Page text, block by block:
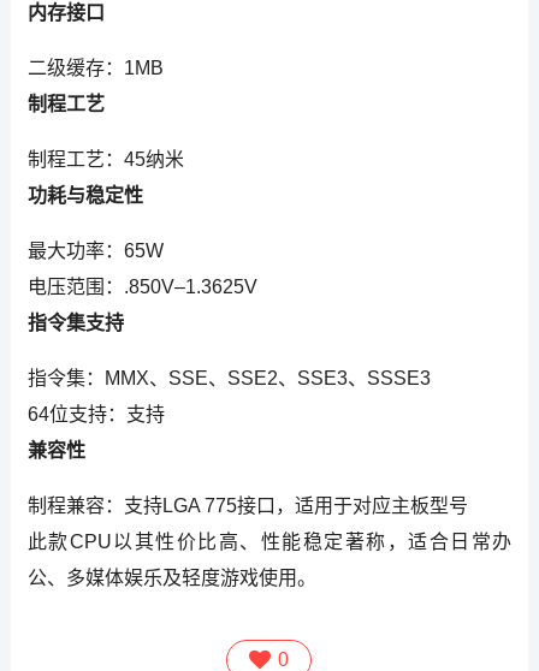
内存接口
二级缓存：1MB
制程工艺
制程工艺：45纳米
功耗与稳定性
最大功率：65W
电压范围：.850V–1.3625V
指令集支持
指令集：MMX、SSE、SSE2、SSE3、SSSE3
64位支持：支持
兼容性
制程兼容：支持LGA 775接口，适用于对应主板型号
此款CPU以其性价比高、性能稳定著称，适合日常办
公、多媒体娱乐及轻度游戏使用。
0